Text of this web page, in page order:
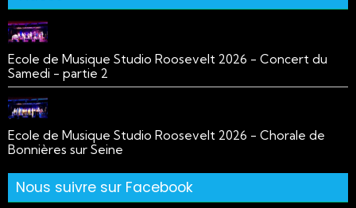
Ecole de Musique Studio Roosevelt 2026 - Concert du
Samedi - partie 2
Ecole de Musique Studio Roosevelt 2026 - Chorale de
Bonnières sur Seine
Nous suivre sur Facebook